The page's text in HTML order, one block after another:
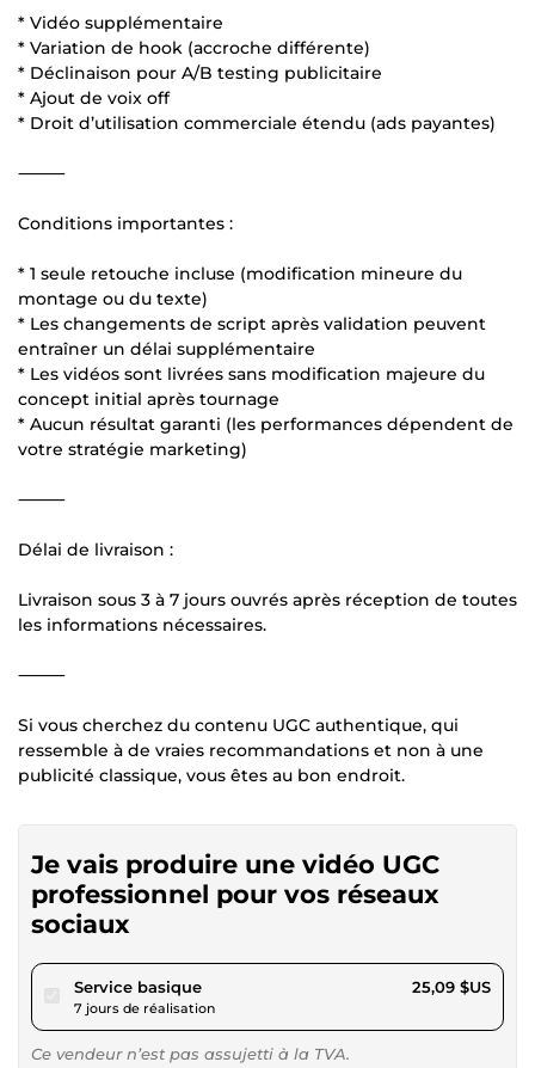
* Vidéo supplémentaire
* Variation de hook (accroche différente)
* Déclinaison pour A/B testing publicitaire
* Ajout de voix off
* Droit d’utilisation commerciale étendu (ads payantes)
⸻
Conditions importantes :
* 1 seule retouche incluse (modification mineure du
montage ou du texte)
* Les changements de script après validation peuvent
entraîner un délai supplémentaire
* Les vidéos sont livrées sans modification majeure du
concept initial après tournage
* Aucun résultat garanti (les performances dépendent de
votre stratégie marketing)
⸻
Délai de livraison :
Livraison sous 3 à 7 jours ouvrés après réception de toutes
les informations nécessaires.
⸻
Si vous cherchez du contenu UGC authentique, qui
ressemble à de vraies recommandations et non à une
publicité classique, vous êtes au bon endroit.
Je vais produire une vidéo UGC
professionnel pour vos réseaux
sociaux
Service basiquepour 23,12 $US
7 jours de réalisation
25,09 $US
Ce vendeur n’est pas assujetti à la TVA.